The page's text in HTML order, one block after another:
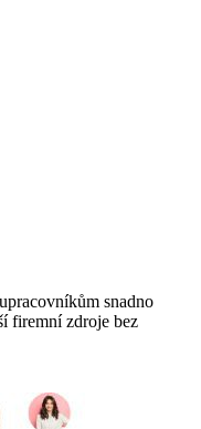
snadno
firemní zdroje bez